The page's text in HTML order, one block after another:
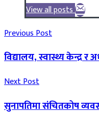
View all posts
Previous Post
विद्यालय, स्वास्थ्य केन्द्र र
Next Post
सुनापतिमा संचितकोष